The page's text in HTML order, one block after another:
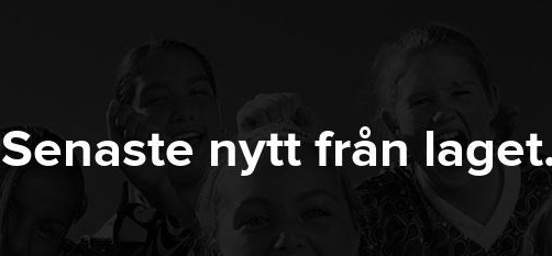
Senaste nytt från